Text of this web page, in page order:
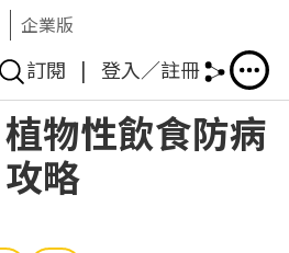
企業版
訂閱 | 登入／註冊
物性飲食防病
攻略